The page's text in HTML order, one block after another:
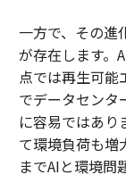
一方で、その進
が存在します。
点では再生可能
でデータセンタ
に容易ではあり
て環境負荷も増
までAIと環境問